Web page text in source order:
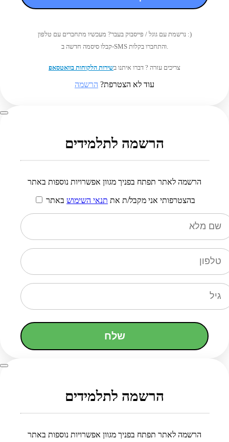
נרשמת עם גוגל / פייסבוק בעבר? מעכשיו מתחברים עם טלפון :)
קבלו סיסמה חדשה ב-SMS והתחברו בקלות.
צריכים עזרה ? דברו איתנו בשירות הלקוחות בוואטסאפ
עוד לא הצטרפת? הרשמה
הרשמה לתלמידים
הרשמה לאתר תפתח בפניך מגוון אפשרויות נוספות באתר
בהצטרפותי אני מקבל/ת את תנאי השימוש באתר
שלח
הרשמה לתלמידים
הרשמה לאתר תפתח בפניך מגוון אפשרויות נוספות באתר